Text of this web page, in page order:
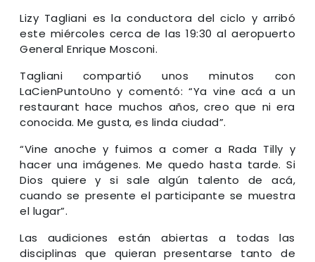
Lizy Tagliani es la conductora del ciclo y arribó
este miércoles cerca de las 19:30 al aeropuerto
General Enrique Mosconi.
Tagliani compartió unos minutos con
LaCienPuntoUno y comentó: “Ya vine acá a un
restaurant hace muchos años, creo que ni era
conocida. Me gusta, es linda ciudad”.
“Vine anoche y fuimos a comer a Rada Tilly y
hacer una imágenes. Me quedo hasta tarde. Si
Dios quiere y si sale algún talento de acá,
cuando se presente el participante se muestra
el lugar”.
Las audiciones están abiertas a todas las
disciplinas que quieran presentarse tanto de